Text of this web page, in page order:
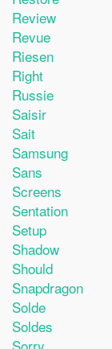
Review
Revue
Riesen
Right
Russie
Saisir
Sait
Samsung
Sans
Screens
Sentation
Setup
Shadow
Should
Snapdragon
Solde
Soldes